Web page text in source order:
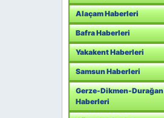
Alaçam Haberleri
Bafra Haberleri
Yakakent Haberleri
Samsun Haberleri
Gerze-Dikmen-Durağan
Haberleri